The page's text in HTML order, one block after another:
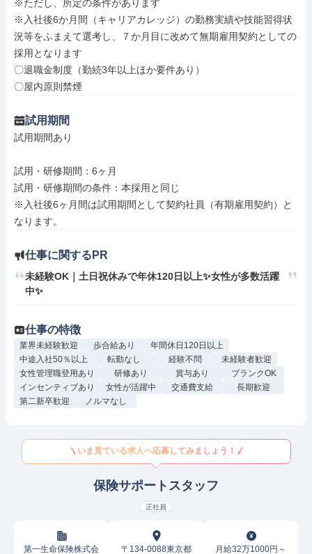
※ただし、所定の条件があります
※入社後6か月間（キャリアカレッジ）の勤務実績や技能習得状
況等をふまえて選考し、７か月目に改めて無期雇用契約としての
採用となります
〇退職金制度（勤続3年以上ほか要件あり）
〇屋内原則禁煙
試用期間
試用期間あり
試用・研修期間：6ヶ月
試用・研修期間の条件：本採用と同じ
※入社後6ヶ月間は試用期間として契約社員（有期雇用契約）と
仕事に関するPR
未経験OK｜土日祝休みで年休120日以上✨女性が多数活躍
中✨
仕事の特徴
業界未経験歓迎 歩合給あり
年間休日120日以上
中途入社50％以上
転勤なし 経験不問
未経験者歓迎
女性管理職登用あり
研修あり 賞与あり
ブランクOK
インセンティブあり
女性が活躍中 交通費支給
長期歓迎
第二新卒歓迎
ノルマなし
いま見ている求人へ応募してみましょう！
保険サポートスタッフ
正社員
第一生命保険株式会 〒134-0088東京都 月給32万1000円～